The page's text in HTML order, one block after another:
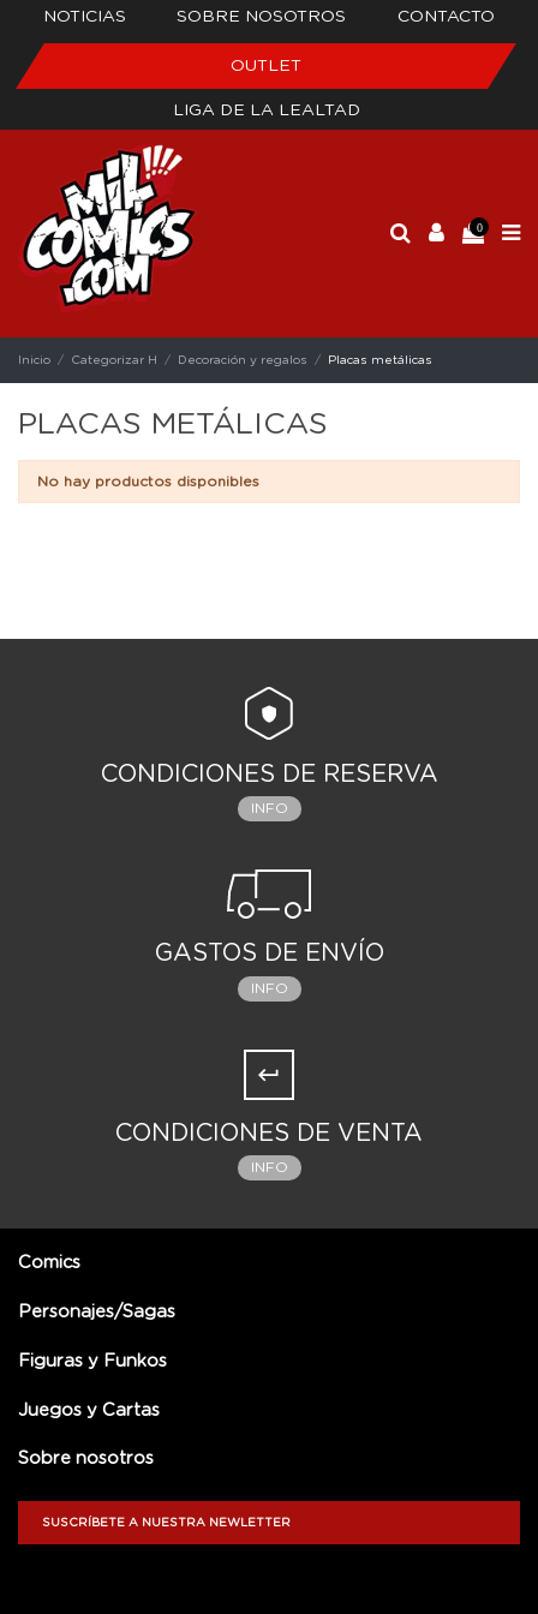
NOTICIAS SOBRE NOSOTROS CONTACTO
OUTLET
LIGA DE LA LEALTAD
0
Inicio Categorizar H Decoración y regalos Placas metálicas
PLACAS METÁLICAS
No hay productos disponibles
CONDICIONES DE RESERVA
INFO
GASTOS DE ENVÍO
INFO
CONDICIONES DE VENTA
INFO
Comics
Personajes/Sagas
Figuras y Funkos
Juegos y Cartas
Sobre nosotros
SUSCRÍBETE A NUESTRA NEWLETTER